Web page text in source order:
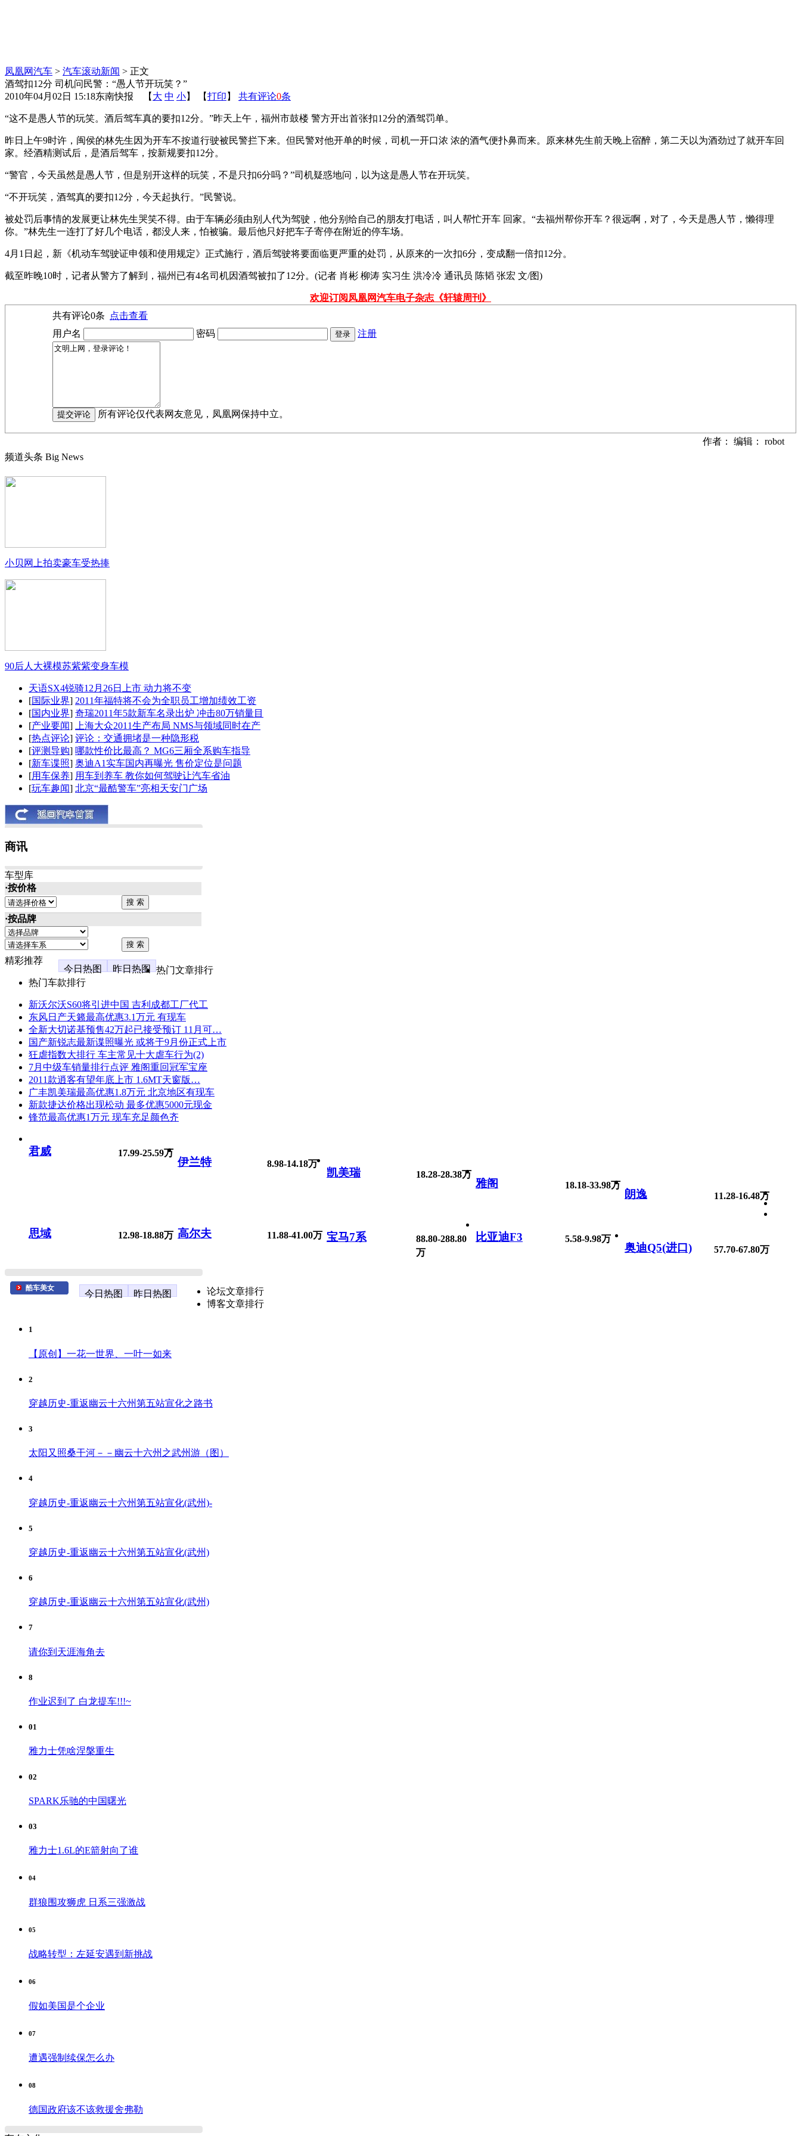
凤凰网汽车 > 汽车滚动新闻 > 正文
酒驾扣12分 司机问民警：“愚人节开玩笑？”
2010年04月02日 15:18东南快报 【 大 中 小】 【打印 】 共有评论0条
“这不是愚人节的玩笑。酒后驾车真的要扣12分。”昨天上午，福州市鼓楼 警方开出首张扣12分的酒驾罚单。
昨日上午9时许，闽侯的林先生因为开车不按道行驶被民警拦下来。但民警对他开单的时候，司机一开口浓 浓的酒气便扑鼻而来。原来林先生前天晚上宿醉，第二天以为酒劲过了就开车回
家。经酒精测试后，是酒后驾车，按新规要扣12分。
“警官，今天虽然是愚人节，但是别开这样的玩笑，不是只扣6分吗？”司机疑惑地问，以为这是愚人节在开玩笑。
“不开玩笑，酒驾真的要扣12分，今天起执行。”民警说。
被处罚后事情的发展更让林先生哭笑不得。由于车辆必须由别人代为驾驶，他分别给自己的朋友打电话，叫人帮忙开车 回家。“去福州帮你开车？很远啊，对了，今天是愚人节，懒得理
你。”林先生一连打了好几个电话，都没人来，怕被骗。最后他只好把车子寄停在附近的停车场。
4月1日起，新《机动车驾驶证申领和使用规定》正式施行，酒后驾驶将要面临更严重的处罚，从原来的一次扣6分，变成翻一倍扣12分。
截至昨晚10时，记者从警方了解到，福州已有4名司机因酒驾被扣了12分。(记者 肖彬 柳涛 实习生 洪冷冷 通讯员 陈韬 张宏 文/图)
欢迎订阅凤凰网汽车电子杂志《轩辕周刊》
共有评论0条
点击查看
用户名
密码 注册
所有评论仅代表网友意见，凤凰网保持中立。
作者： 编辑： robot
频道头条 Big News
小贝网上拍卖豪车受热捧
90后人大裸模苏紫紫变身车模
天语SX4锐骑12月26日上市 动力将不变
[国际业界] 2011年福特将不会为全职员工增加绩效工资
[国内业界] 奇瑞2011年5款新车名录出炉 冲击80万销量目
[产业要闻]
上海大众2011生产布局 NMS与领域同时在产
[热点评论] 评论：交通拥堵是一种隐形税
[评测导购] 哪款性价比最高？ MG6三厢全系购车指导
[新车谍照] 奥迪A1实车国内再曝光 售价定位是问题
[用车保养] 用车到养车 教你如何驾驶让汽车省油
[玩车趣闻] 北京“最酷警车”亮相天安门广场
商讯
车型库
·按价格
·按品牌
精彩推荐
今日热图
昨日热图
热门文章排行
热门车款排行
新沃尔沃S60将引进中国 吉利成都工厂代工
东风日产天籁最高优惠3.1万元 有现车
全新大切诺基预售42万起已接受预订 11月可…
国产新锐志最新谍照曝光 或将于9月份正式上市
狂虐指数大排行 车主常见十大虐车行为(2)
7月中级车销量排行点评 雅阁重回冠军宝座
2011款逍客有望年底上市 1.6MT天窗版…
广丰凯美瑞最高优惠1.8万元 北京地区有现车
新款捷达价格出现松动 最多优惠5000元现金
锋范最高优惠1万元 现车充足颜色齐
君威 17.99-25.59万
伊兰特 8.98-14.18万
凯美瑞 18.28-28.38万
雅阁 18.18-33.98万
朗逸 11.28-16.48万
思域 12.98-18.88万 高尔夫 11.88-41.00万 宝马7系
88.80-288.80
万
比亚迪F3 5.58-9.98万
奥迪Q5(进口) 57.70-67.80万
酷车美女
今日热图 昨日热图
论坛文章排行
博客文章排行
1
【原创】一花一世界、一叶一如来
2
穿越历史-重返幽云十六州第五站宣化之路书
3
太阳又照桑干河－－幽云十六州之武州游（图）
4
穿越历史-重返幽云十六州第五站宣化(武州)-
5
穿越历史-重返幽云十六州第五站宣化(武州)
6
穿越历史-重返幽云十六州第五站宣化(武州)
7
请你到天涯海角去
8
作业迟到了 白龙提车!!!~
01
雅力士凭啥涅槃重生
02
SPARK乐驰的中国曙光
03
雅力士1.6L的E箭射向了谁
04
群狼围攻狮虎 日系三强激战
05
战略转型：左延安遇到新挑战
06
假如美国是个企业
07
遭遇强制续保怎么办
08
德国政府该不该救援舍弗勒